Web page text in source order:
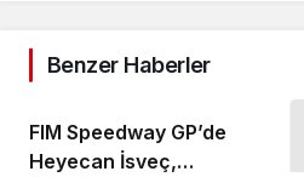
Benzer Haberler
FIM Speedway GP’de
Heyecan İsveç,